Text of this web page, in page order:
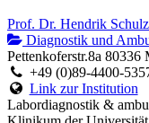
Prof. Dr. Hendrik
Diagnostik und
Pettenkoferstr.8a 80336
+49 (0)89-4400-
Link zur Institution
Labordiagnostik &